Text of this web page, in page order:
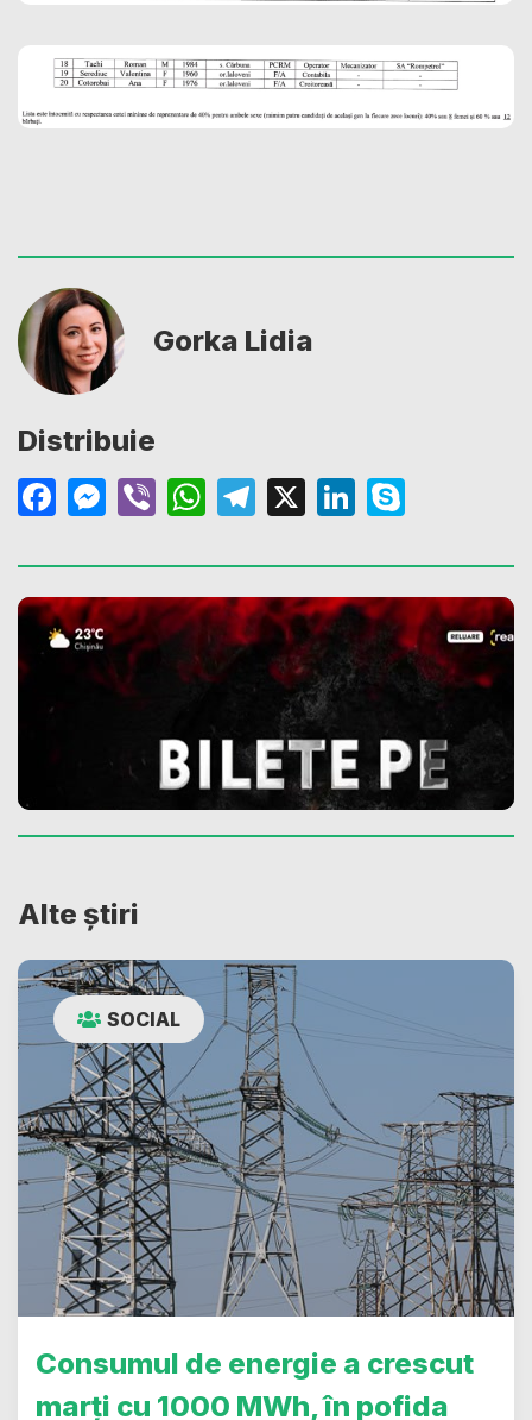
Gorka Lidia
Distribuie
Facebook
Messenger
ViberWhatsApp
Telegram
X LinkedIn
Alte știri
SOCIAL
Consumul de energie a crescut
marți cu 1000 MWh, în pofida